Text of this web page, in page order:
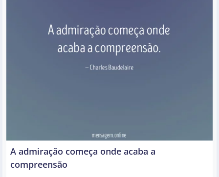
A admiração começa onde acaba a
compreensão